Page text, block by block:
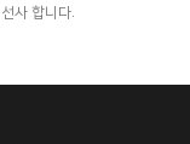
사 합니다.